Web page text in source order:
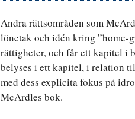
Andra rättsområden som
lönetak och idén kring ”home-
rättigheter, och får ett kapitel i
belyses i ett kapitel, i relation
med dess explicita fokus på
McArdles bok.